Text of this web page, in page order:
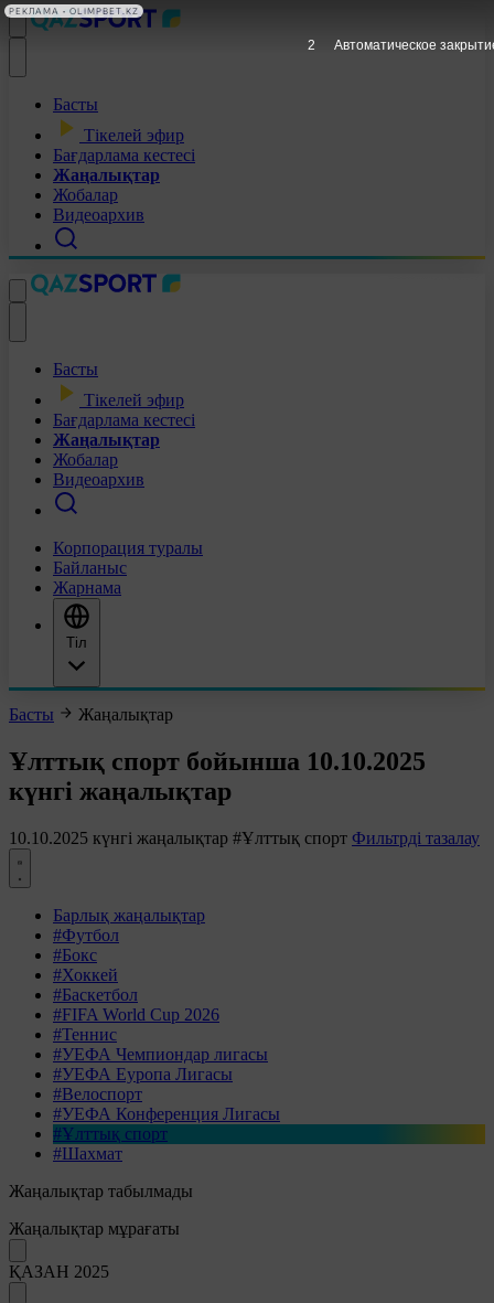
Басты
Тікелей эфир
Бағдарлама кестесі
Жаңалықтар
Жобалар
Видеоархив
Басты
Тікелей эфир
Бағдарлама кестесі
Жаңалықтар
Жобалар
Видеоархив
Корпорация туралы
Байланыс
Жарнама
Тіл
Басты Жаңалықтар
Ұлттық спорт бойынша 10.10.2025
күнгі жаңалықтар
10.10.2025 күнгі жаңалықтар #Ұлттық спорт Фильтрді тазалау
Барлық жаңалықтар
#Футбол
#Бокс
#Хоккей
#Баскетбол
#FIFA World Cup 2026
#Теннис
#УЕФА Чемпиондар лигасы
#УЕФА Еуропа Лигасы
#Велоспорт
#УЕФА Конференция Лигасы
#Ұлттық спорт
#Шахмат
Жаңалықтар табылмады
Жаңалықтар мұрағаты
ҚАЗАН 2025
1 Автоматическое
РЕКЛАМА • OLIMPBET.KZ